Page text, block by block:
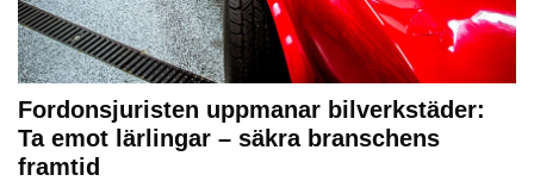
Fordonsjuristen uppmanar bilverkstäder:
Ta emot lärlingar – säkra branschens
framtid